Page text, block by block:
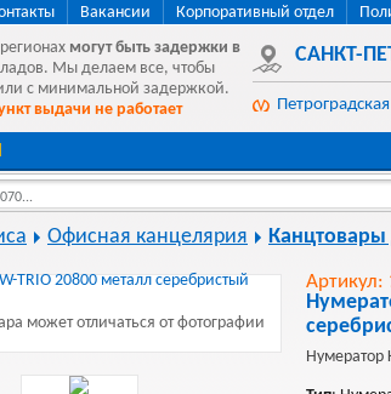
Вакансии Корпоративный отдел
могут быть задержки в
Мы делаем все, чтобы
с минимальной задержкой.
выдачи не работает
САНКТ-
Петроградская
Офисная канцелярия Канцтовары
может отличаться от фотографии
Артикул:
Нумератор